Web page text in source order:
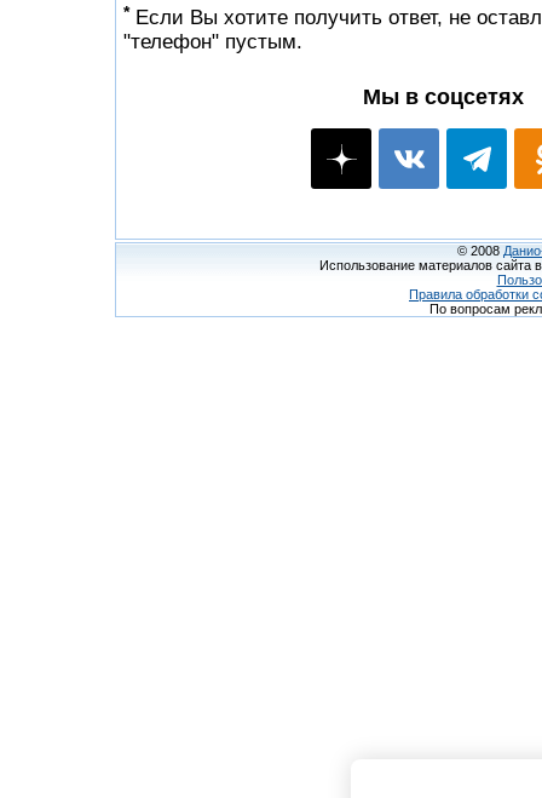
*Если Вы хотите получить ответ, не
"телефон" пустым.
Мы в соцсетях
© 2008
Использование материалов сайта
Правила обработки
По вопросам